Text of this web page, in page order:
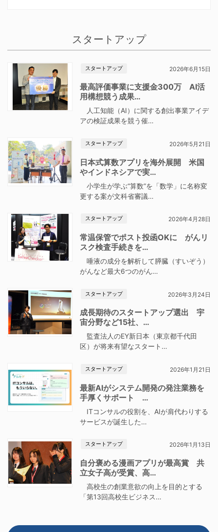
スタートアップ
スタートアップ 2026年6月15日
最高評価事業に支援金300万 AI活
用構想競う成果…
人工知能（AI）に関する創出事業アイデ
アの検証成果を競う催…
スタートアップ 2026年5月21日
日本式算数アプリを海外展開 米国
やインドネシアで実…
小学生が学ぶ“算数”を「数学」に名称変
更する案が文科省審議…
スタートアップ 2026年4月28日
常温保管でポスト投函OKに がんリ
スク検査手続きを…
唾液の成分を解析して膵臓（すいぞう）
がんなど最大6つのがん…
スタートアップ 2026年3月24日
成長期待のスタートアップ選出 宇
宙分野など15社、…
監査法人のEY新日本（東京都千代田
区）が将来有望なスタート…
スタートアップ 2026年1月21日
最新AIがシステム開発の発注業務を
手厚くサポート …
ITコンサルの役割を、AIが肩代わりする
サービスが誕生した…
スタートアップ 2026年1月13日
自分褒める漫画アプリが最高賞 共
立女子高が受賞、高…
高校生の創業意欲の向上を目的とする
「第13回高校生ビジネス…